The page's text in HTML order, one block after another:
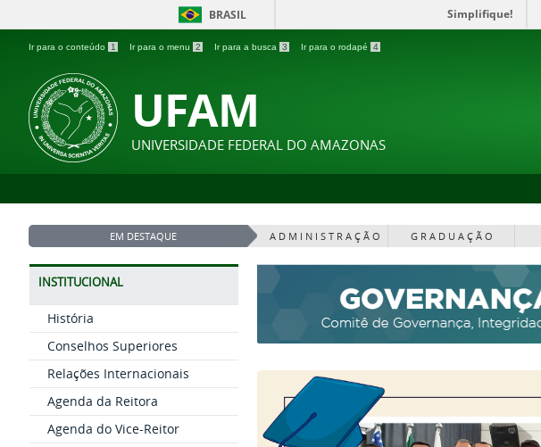
BRASIL Simplifique!
Ir para o conteúdo 1 Ir para o menu 2 Ir para a busca 3 Ir para o rodapé 4
UFAM
UNIVERSIDADE FEDERAL DO AMAZONAS
EM DESTAQUE A D M I N I S T R A Ç Ã O G R A D U A Ç Ã O
INSTITUCIONAL
História
Conselhos Superiores
Relações Internacionais
Agenda da Reitora
Agenda do Vice-Reitor